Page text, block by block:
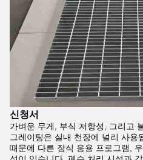
신청서
가벼운 무게, 부식 저항성, 그리고
그레이팅은 실내 천장에 널리 사용
때문에 다른 장식 응용 프로그램,